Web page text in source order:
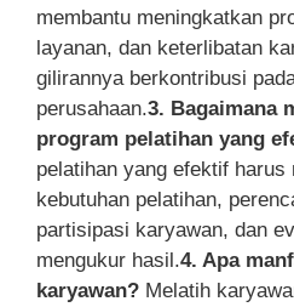
membantu meningkatkan
layanan, dan keterlibatan
gilirannya berkontribusi
perusahaan.3. Bagaimana
program pelatihan yang
pelatihan yang efektif
kebutuhan pelatihan,
partisipasi karyawan, dan
mengukur hasil.4. Apa
karyawan? Melatih